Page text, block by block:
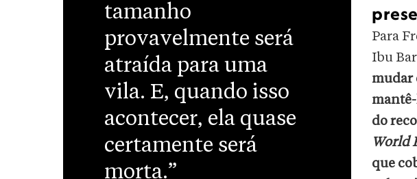
tamanho
provavelmente será
atraída para uma
vila. E, quando isso
acontecer, ela quase
certamente será
morta.”
Para
Ibu
mudar
do
World
que